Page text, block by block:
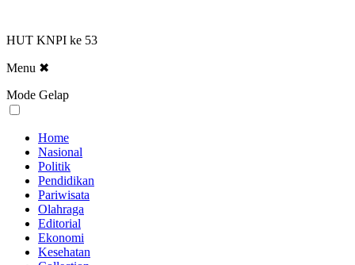
HUT KNPI ke 53
Menu ✖
Mode Gelap
Home
Nasional
Politik
Pendidikan
Pariwisata
Olahraga
Editorial
Ekonomi
Kesehatan